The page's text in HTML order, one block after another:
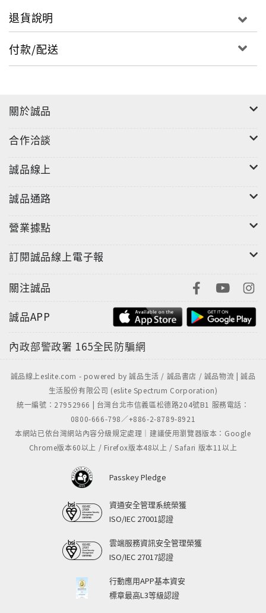
退貨說明
付款/配送
關於誠品
合作洽談
誠品線上
誠品通路
營業據點
訂閱誠品線上電子報
關注誠品
誠品APP
內政部警政署 165全民防騙網
誠品線上eslite.com - powered by 誠品生活 / 誠品書店 / 誠品物流 | 誠品
生活股份有限公司 (eslite Spectrum Corporation)
統一編號：27952966 | 台灣台北市信義區松德路204號B1 服務電話：
0800-666-798／+886-2-8789-8921
本網站已依台灣網站內容分級規定處理｜建議使用瀏覽器版本：Google
Chrome版本60以上 / Firefox版本48以上 / Safari 版本11以上
Passkey Pledge
資通安全管理系統榮獲
ISO/IEC 27001認證
雲端服務資訊安全管理榮獲
ISO/IEC 27017認證
行動應用APP基本資安
標章最高L3等級認證